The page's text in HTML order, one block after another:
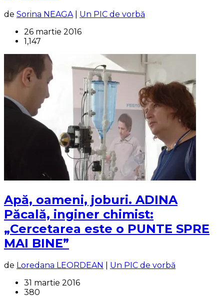
de Sorina NEAGA| Un PIC de vorbă
26 martie 2016
1,147
Apă, oameni, joburi. ADINA
Păcală, inginer chimist:
„Cercetarea este o PUNTE SPRE
MAI BINE”
de Loredana LEORDEAN
Un PIC de vorbă
31 martie 2016
380